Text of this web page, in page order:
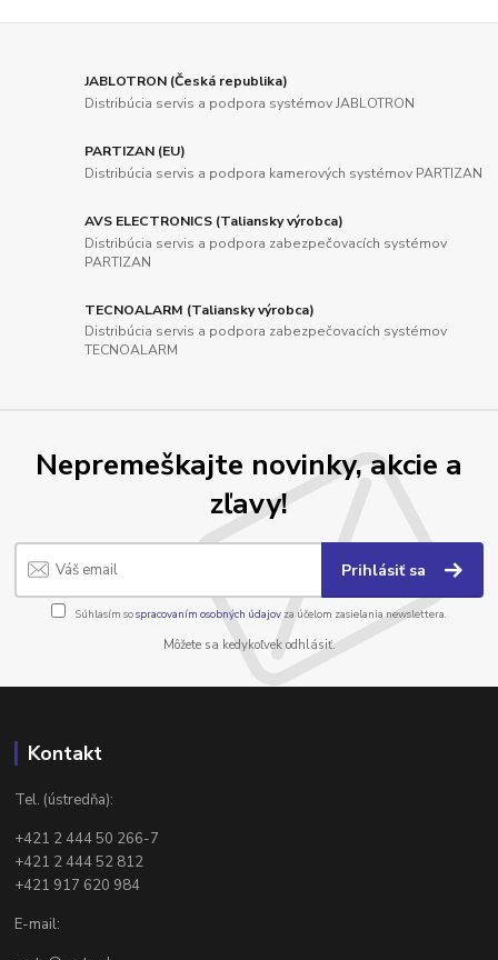
JABLOTRON (Česká republika)
Distribúcia servis a podpora systémov JABLOTRON
PARTIZAN (EU)
Distribúcia servis a podpora kamerových systémov PARTIZAN
AVS ELECTRONICS (Taliansky výrobca)
Distribúcia servis a podpora zabezpečovacích systémov
PARTIZAN
TECNOALARM (Taliansky výrobca)
Distribúcia servis a podpora zabezpečovacích systémov
TECNOALARM
Nepremeškajte novinky, akcie a
zľavy!
Prihlásiť sa
Súhlasím sospracovaním osobných údajov za účelom zasielania newslettera.
Môžete sa kedykoľvek odhlásiť.
Kontakt
Tel. (ústredňa):
+421 2 444 50 266-7
+421 2 444 52 812
+421 917 620 984
E-mail: